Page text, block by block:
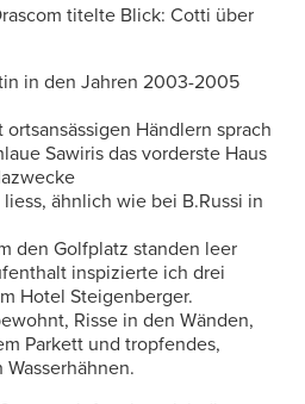
titelte Blick: Cotti über
in den Jahren 2003-2005
Händlern sprach
Sawiris das vorderste Haus
ähnlich wie bei B.Russi in
den Golfplatz standen leer
inspizierte ich drei
Hotel Steigenberger.
Risse in den Wänden,
Parkett und tropfendes,
Wasserhähnen.